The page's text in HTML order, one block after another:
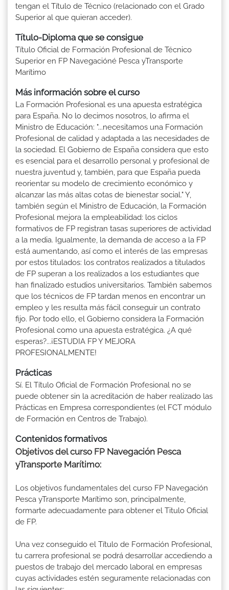
tengan el Título de Técnico (relacionado con el Grado
Superior al que quieran acceder).
Título-Diploma que se consigue
Título Oficial de Formación Profesional de Técnico
Superior en FP Navegacióné Pesca yTransporte
Marítimo
Más información sobre el curso
La Formación Profesional es una apuesta estratégica
para España. No lo decimos nosotros, lo afirma el
Ministro de Educación: "...necesitamos una Formación
Profesional de calidad y adaptada a las necesidades de
la sociedad. El Gobierno de España considera que esto
es esencial para el desarrollo personal y profesional de
nuestra juventud y, también, para que España pueda
reorientar su modelo de crecimiento económico y
alcanzar las más altas cotas de bienestar social." Y,
también según el Ministro de Educación, la Formación
Profesional mejora la empleabilidad: los ciclos
formativos de FP registran tasas superiores de actividad
a la media. Igualmente, la demanda de acceso a la FP
está aumentando, así como el interés de las empresas
por estos titulados: los contratos realizados a titulados
de FP superan a los realizados a los estudiantes que
han finalizado estudios universitarios. También sabemos
que los técnicos de FP tardan menos en encontrar un
empleo y les resulta más fácil conseguir un contrato
fijo. Por todo ello, el Gobierno considera la Formación
Profesional como una apuesta estratégica. ¿A qué
esperas?...¡ESTUDIA FP Y MEJORA
PROFESIONALMENTE!
Prácticas
Sí. El Título Oficial de Formación Profesional no se
puede obtener sin la acreditación de haber realizado las
Prácticas en Empresa correspondientes (el FCT módulo
de Formación en Centros de Trabajo).
Contenidos formativos
Objetivos del curso FP Navegación Pesca
yTransporte Marítimo:
Los objetivos fundamentales del curso FP Navegación
Pesca yTransporte Marítimo son, principalmente,
formarte adecuadamente para obtener el Titulo Oficial
de FP.
Una vez conseguido el Título de Formación Profesional,
tu carrera profesional se podrá desarrollar accediendo a
puestos de trabajo del mercado laboral en empresas
cuyas actividades estén seguramente relacionadas con